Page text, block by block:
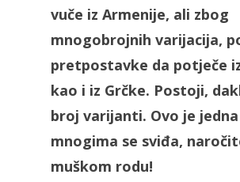
vuče iz Armenije, ali zbog
mnogobrojnih varijacija,
pretpostavke da potječe
kao i iz Grčke. Postoji,
broj varijanti. Ovo je
mnogima se sviđa,
muškom rodu!